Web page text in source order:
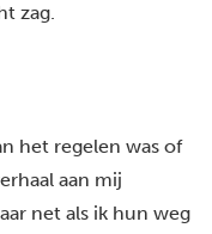
zag.
het regelen was of
aan mij
net als ik hun weg